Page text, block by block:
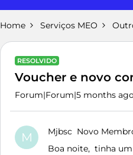
Home Serviços MEO
RESOLVIDO
Voucher e novo
Forum|Forum|5 months
M Mjbsc Novo
Boa noite, tinha